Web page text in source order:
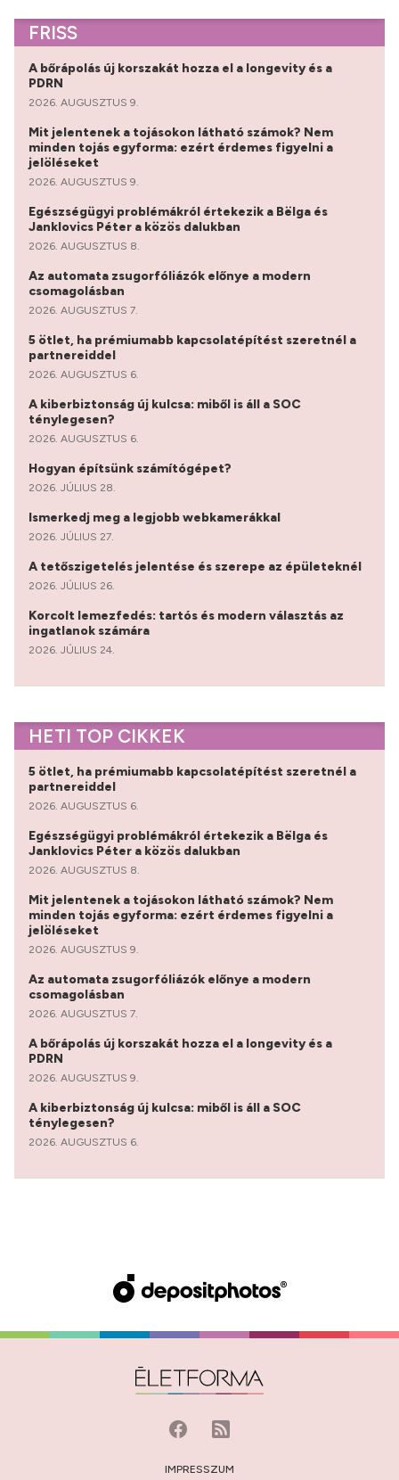
FRISS
A bőrápolás új korszakát hozza el a longevity és a
PDRN
2026. AUGUSZTUS 9.
Mit jelentenek a tojásokon látható számok? Nem
minden tojás egyforma: ezért érdemes figyelni a
jelöléseket
2026. AUGUSZTUS 9.
Egészségügyi problémákról értekezik a Bëlga és
Janklovics Péter a közös dalukban
2026. AUGUSZTUS 8.
Az automata zsugorfóliázók előnye a modern
csomagolásban
2026. AUGUSZTUS 7.
5 ötlet, ha prémiumabb kapcsolatépítést szeretnél a
partnereiddel
2026. AUGUSZTUS 6.
A kiberbiztonság új kulcsa: miből is áll a SOC
ténylegesen?
2026. AUGUSZTUS 6.
Hogyan építsünk számítógépet?
2026. JÚLIUS 28.
Ismerkedj meg a legjobb webkamerákkal
2026. JÚLIUS 27.
A tetőszigetelés jelentése és szerepe az épületeknél
2026. JÚLIUS 26.
Korcolt lemezfedés: tartós és modern választás az
ingatlanok számára
2026. JÚLIUS 24.
HETI TOP CIKKEK
5 ötlet, ha prémiumabb kapcsolatépítést szeretnél a
partnereiddel
2026. AUGUSZTUS 6.
Egészségügyi problémákról értekezik a Bëlga és
Janklovics Péter a közös dalukban
2026. AUGUSZTUS 8.
Mit jelentenek a tojásokon látható számok? Nem
minden tojás egyforma: ezért érdemes figyelni a
jelöléseket
2026. AUGUSZTUS 9.
Az automata zsugorfóliázók előnye a modern
csomagolásban
2026. AUGUSZTUS 7.
A bőrápolás új korszakát hozza el a longevity és a
PDRN
2026. AUGUSZTUS 9.
A kiberbiztonság új kulcsa: miből is áll a SOC
ténylegesen?
2026. AUGUSZTUS 6.
IMPRESSZUM